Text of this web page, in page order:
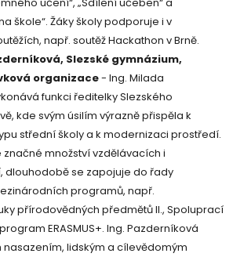
škole“. Žáky školy podporuje i v
např. soutěž Hackathon v Brně.
Slezské gymnázium,
organizace- Ing. Milada
funkci ředitelky Slezského
kde svým úsilím výrazně přispěla k
střední školy a k modernizaci prostředí.
množství vzdělávacích i
dlouhodobě se zapojuje do řady
programů, např.
přírodovědných předmětů II., Spoluprací
ERASMUS+. Ing. Pazderníková
lidským a cílevědomým